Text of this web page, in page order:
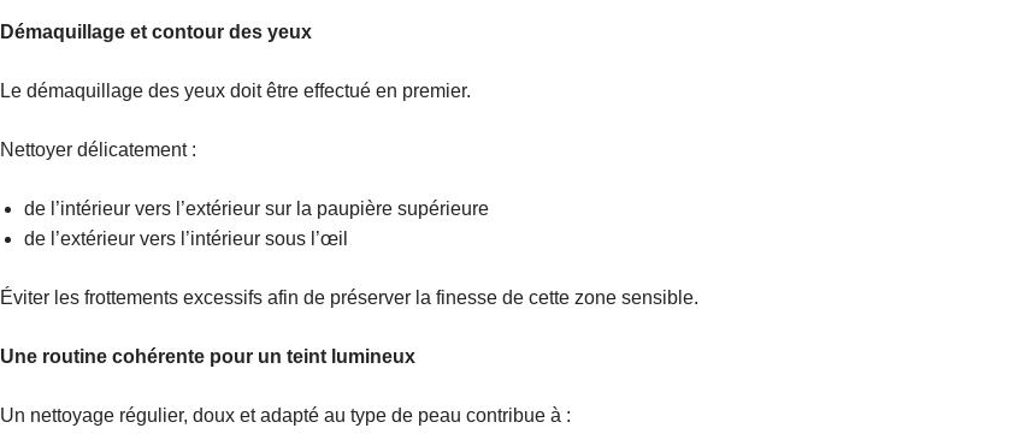
Démaquillage et contour des yeux
Le démaquillage des yeux doit être effectué en premier.
Nettoyer délicatement :
de l’intérieur vers l’extérieur sur la paupière supérieure
de l’extérieur vers l’intérieur sous l’œil
Éviter les frottements excessifs afin de préserver la finesse de cette zone sensible.
Une routine cohérente pour un teint lumineux
Un nettoyage régulier, doux et adapté au type de peau contribue à :